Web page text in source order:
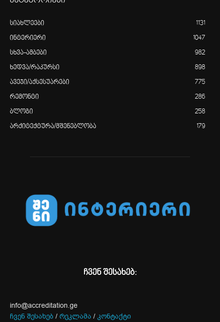
სიახლეები 1131
ინტერიერი 1047
სხვა-ამბები 982
ხედვა/რაკურსი 898
ავეჯი/აქსესუარები 775
რემონტი 286
ბლოგი 258
არქიტექტურა/მშენებლობა 179
ჩვენ შესახებ:
info@accreditation.ge
ჩვენ შესახებ / რეკლამა / კონტაქტი